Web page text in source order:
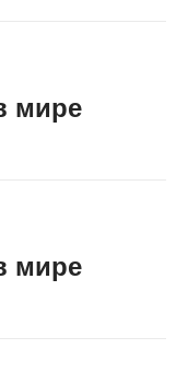
мире
мире